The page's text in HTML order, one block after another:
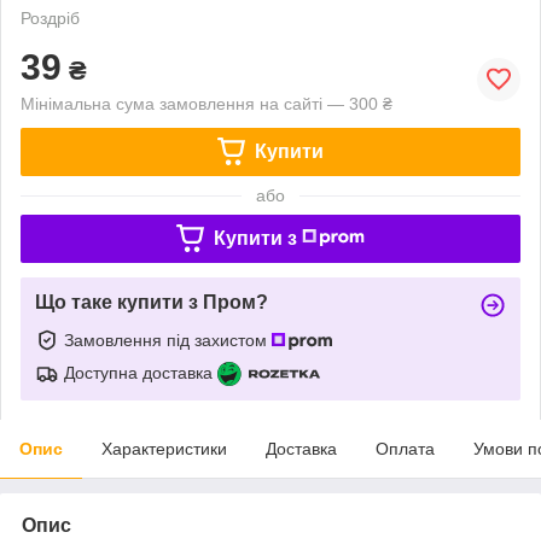
Роздріб
39 ₴
Мінімальна сума замовлення на сайті — 300 ₴
Купити
або
Купити з
Що таке купити з Пром?
Замовлення під захистом
Доступна доставка
Опис Характеристики Доставка Оплата Умови
Опис